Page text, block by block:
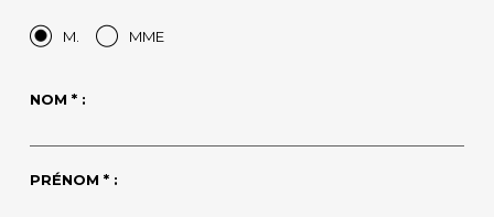
M. MME
NOM * :
PRÉNOM * :